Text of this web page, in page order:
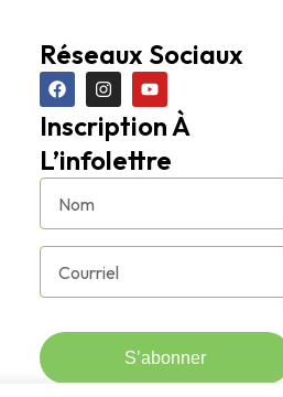
Réseaux Sociaux
Inscription À
L’infolettre
S’abonner